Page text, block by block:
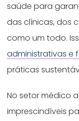
saúde para
das clínicas, dos
como um todo.
administrativas e
práticas
No setor médico
imprescindíveis